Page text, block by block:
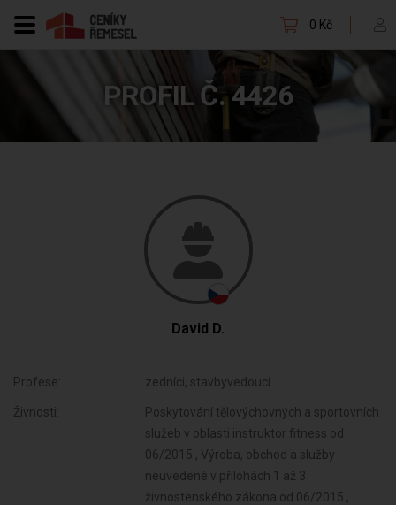
0 Kč
PROFIL Č. 4426
David D.
Profese: zedníci, stavbyvedoucí
Živnosti:
Poskytování tělovýchovných a sportovních
služeb v oblasti instruktor fitness od
06/2015 , Výroba, obchod a služby
neuvedené v přílohách 1 až 3
živnostenského zákona od 06/2015 ,